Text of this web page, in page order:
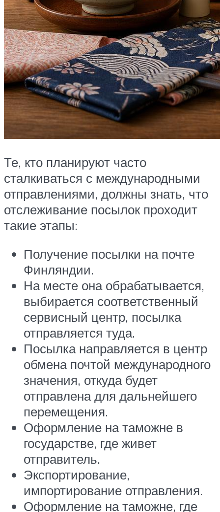
Те, кто планируют часто
сталкиваться с международными
отправлениями, должны знать, что
отслеживание посылок проходит
такие этапы:
Получение посылки на почте
Финляндии.
На месте она обрабатывается,
выбирается соответственный
сервисный центр, посылка
отправляется туда.
Посылка направляется в центр
обмена почтой международного
значения, откуда будет
отправлена для дальнейшего
перемещения.
Оформление на таможне в
государстве, где живет
отправитель.
Экспортирование,
импортирование отправления.
Оформление на таможне, где